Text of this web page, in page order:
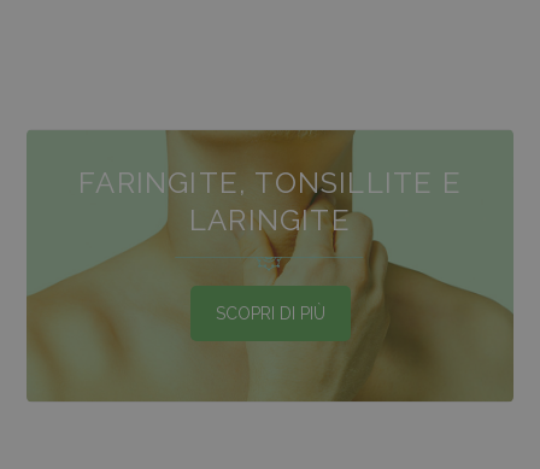
FARINGITE, TONSILLITE E
LARINGITE
SCOPRI DI PIÙ